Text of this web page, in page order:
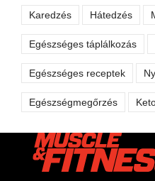
Karedzés Hátedzés
Egészséges táplálkozás
Egészséges receptek
Egészségmegőrzés